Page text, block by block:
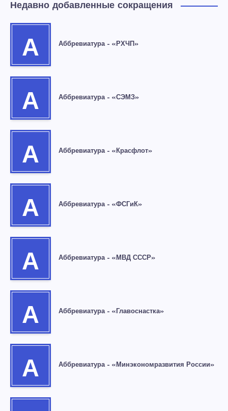
Недавно добавленные сокращения
А Аббревиатура – «РХЧП»
А Аббревиатура – «СЭМЗ»
А Аббревиатура – «Красфлот»
А Аббревиатура – «ФСГиК»
А Аббревиатура – «МВД СССР»
А Аббревиатура – «Главоснастка»
А Аббревиатура – «Минэкономразвития России»